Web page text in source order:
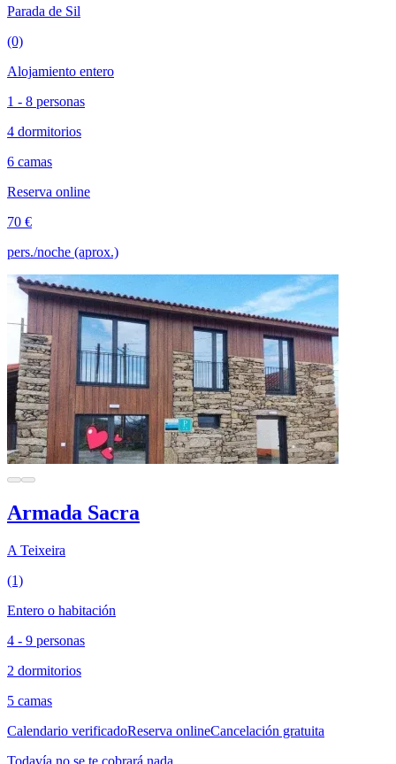
Parada de Sil
(0)
Alojamiento entero
1 - 8 personas
4 dormitorios
6 camas
Reserva online
70 €
pers./noche (aprox.)
Armada Sacra
A Teixeira
(1)
Entero o habitación
4 - 9 personas
2 dormitorios
5 camas
Calendario verificadoReserva onlineCancelación gratuita